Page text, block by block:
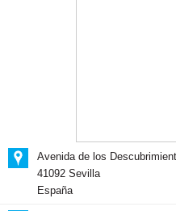
Avenida de los
41092 Sevilla
España